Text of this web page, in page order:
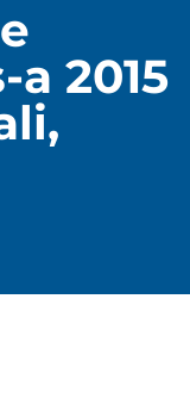
a 2015